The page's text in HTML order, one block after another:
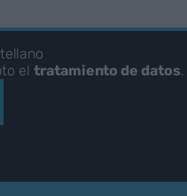
eltratamiento de datos.